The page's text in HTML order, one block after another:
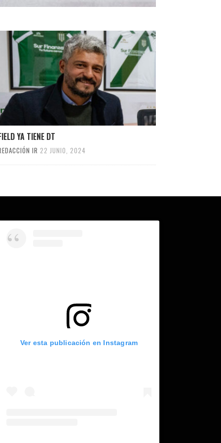
YA TIENE DT
IR 22 JUNIO, 2024
Ver esta publicación en Instagram